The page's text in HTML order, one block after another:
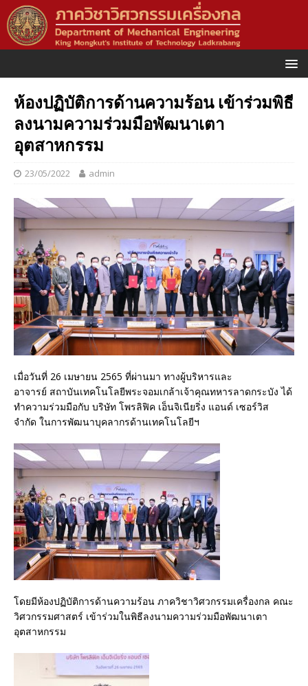
ห้องปฏิบัติการด้านความร้อน เข้าร่วมพิธี
ลงนามความร่วมมือพัฒนาเตา
อุตสาหกรรม
23/05/2022 admin
เมื่อวันที่ 26 เมษายน 2565 ที่ผ่านมา ทางผู้บริหารและ
อาจารย์ สถาบันเทคโนโลยีพระจอมเกล้าเจ้าคุณทหารลาดกระบัง ได้
ทำความร่วมมือกับ บริษัท โพรลิฟิค เอ็นจิเนียริ่ง แอนด์ เซอร์วิส
จำกัด ในการพัฒนาบุคลากรด้านเทคโนโลยีฯ
โดยมีห้องปฏิบัติการด้านความร้อน ภาควิชาวิศวกรรมเครื่องกล คณะ
วิศวกรรมศาสตร์ เข้าร่วมในพิธีลงนามความร่วมมือพัฒนาเตา
อุตสาหกรรม